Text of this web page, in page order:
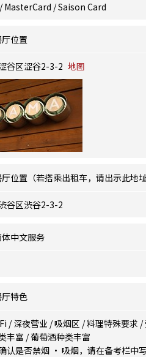
MasterCard / Saison Card
厅位置
谷区涩谷2-3-2 地图
厅位置（若搭乘出租车，请出示此地址
谷区渋谷2-3-2
体中文服务
厅特色
/深夜营业 /吸烟区 /料理特殊要求 /
丰富 /葡萄酒种类丰富
认是否禁烟 · 吸烟，请在备考栏中写